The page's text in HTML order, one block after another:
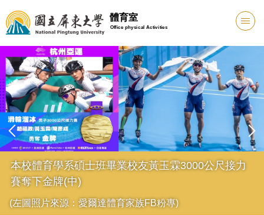
跳
到
主
內
容
區
體育室
Office physical Activities
本校體育學系碩士班畢業校友黃玉霖3000公尺接力
賽奪下金牌(中)
(左圖照片來源：愛爾達體育家族FB粉專)